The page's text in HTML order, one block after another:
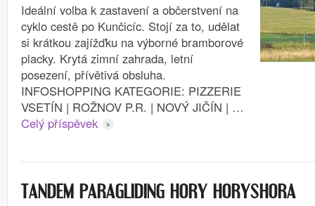
Ideální volba k zastavení a občerstvení na
cyklo cestě po Kunčicíc. Stojí za to, udělat
si krátkou zajížďku na výborné bramborové
placky. Krytá zimní zahrada, letní
posezení, přívětivá obsluha.
INFOSHOPPING KATEGORIE: PIZZERIE
VSETÍN | ROŽNOV P.R. | NOVÝ JIČÍN | …
Celý příspěvek
TANDEM PARAGLIDING HORY HORYSHORA